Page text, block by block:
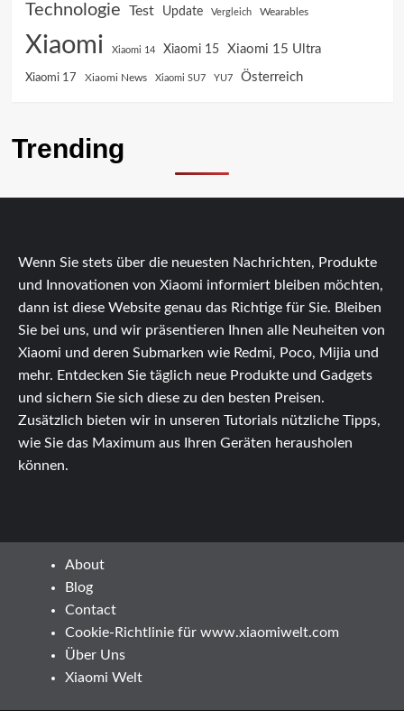
Technologie Test Update Vergleich Wearables
Xiaomi Xiaomi 14 Xiaomi 15 Xiaomi 15 Ultra
Xiaomi 17 Xiaomi News Xiaomi SU7 YU7 Österreich
Trending
Wenn Sie stets über die neuesten Nachrichten, Produkte
und Innovationen von Xiaomi informiert bleiben möchten,
dann ist diese Website genau das Richtige für Sie. Bleiben
Sie bei uns, und wir präsentieren Ihnen alle Neuheiten von
Xiaomi und deren Submarken wie Redmi, Poco, Mijia und
mehr. Entdecken Sie täglich neue Produkte und Gadgets
und sichern Sie sich diese zu den besten Preisen.
Zusätzlich bieten wir in unseren Tutorials nützliche Tipps,
wie Sie das Maximum aus Ihren Geräten herausholen
können.
About
Blog
Contact
Cookie-Richtlinie für www.xiaomiwelt.com
Über Uns
Xiaomi Welt